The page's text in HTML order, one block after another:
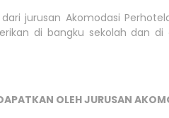
jurusan Akomodasi
di bangku sekolah dan di
OLEH JURUSAN